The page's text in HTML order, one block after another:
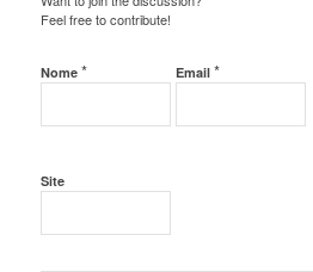
Feel free to contribute!
Nome * Email *
Site